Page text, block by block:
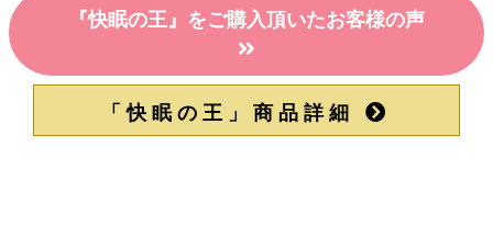
『快眠の王』をご購入頂いたお客様の声
「快眠の王」商品詳細